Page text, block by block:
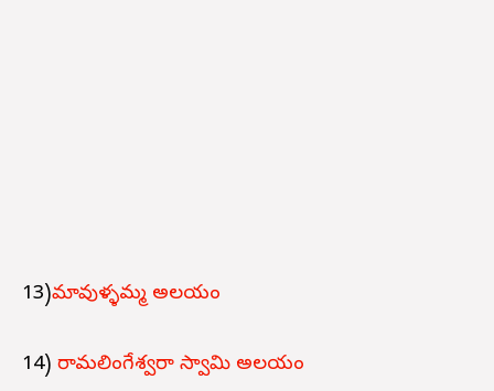
13)మావుళ్ళమ్మ అలయం
14) రామలింగేశ్వరా స్వామి అలయం